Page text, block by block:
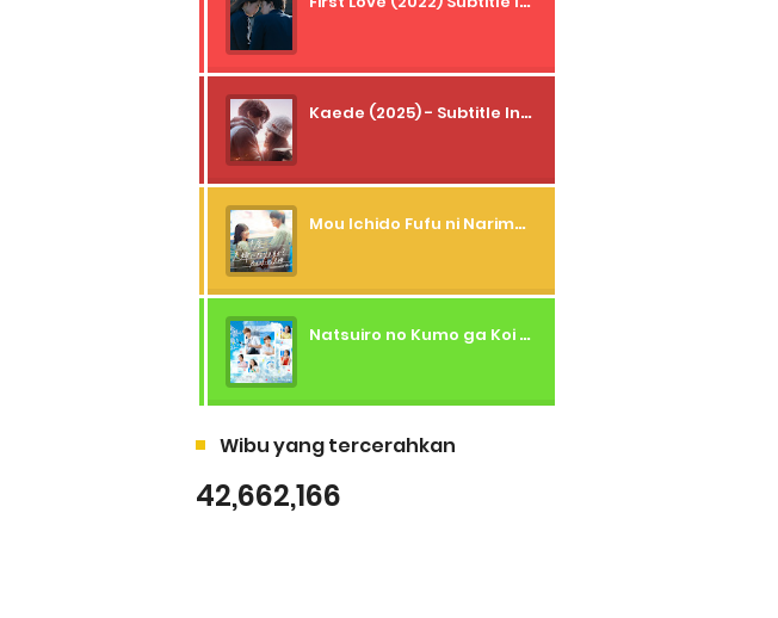
Kaede (2025) - Subtitle Indonesia
Mou Ichido Fufu ni Narimasu ka? (2026) - 01 Subtitle Indonesia
Natsuiro no Kumo ga Koi to Arashi wo Makiokosu (2026) - 01 Subtitle Indonesia
Wibu yang tercerahkan
42,662,166